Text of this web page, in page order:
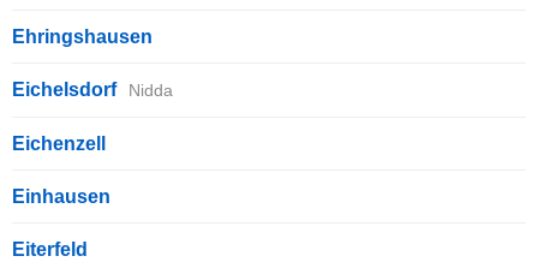
Ehringshausen
Eichelsdorf Nidda
Eichenzell
Einhausen
Eiterfeld